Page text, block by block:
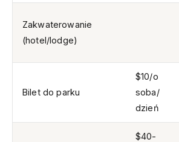
Zakwaterowanie
(hotel/lodge)
Bilet do parku
$10/o
soba/
dzień
$40-